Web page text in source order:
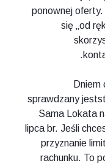
ponownej
się „od
Dniem
sprawdzany
Sama Lokata
lipca br. Jeśli
przyznanie
rachunku. To